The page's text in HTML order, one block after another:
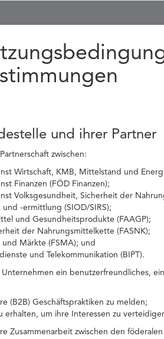
und ihrer Partner
zwischen:
Wirtschaft, KMB, Mittelstand und
Finanzen (FÖD Finanzen);
Volksgesundheit, Sicherheit der
-ermittlung (SIOD/SIRS);
und Gesundheitsprodukte (FAAGP);
der Nahrungsmittelkette (FASNK);
Märkte (FSMA); und
und Telekommunikation (BIPT).
ein benutzerfreundliches,
(B2B) Geschäftspraktiken zu melden;
erhalten, um ihre Interessen zu
Zusammenarbeit zwischen den